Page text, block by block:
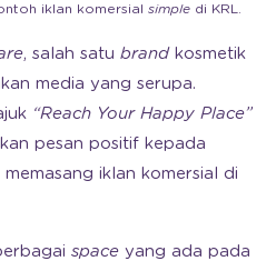
iklan komersial simpledi KRL.
, salah satu brandkosmetik
media yang serupa.
“Reach Your Happy Place”
pesan positif kepada
iklan komersial di
space yang ada pada